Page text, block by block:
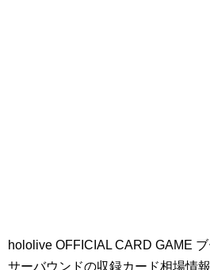
hololive OFFICIAL CARD GAME
サーバウンドの収録カード相場情報